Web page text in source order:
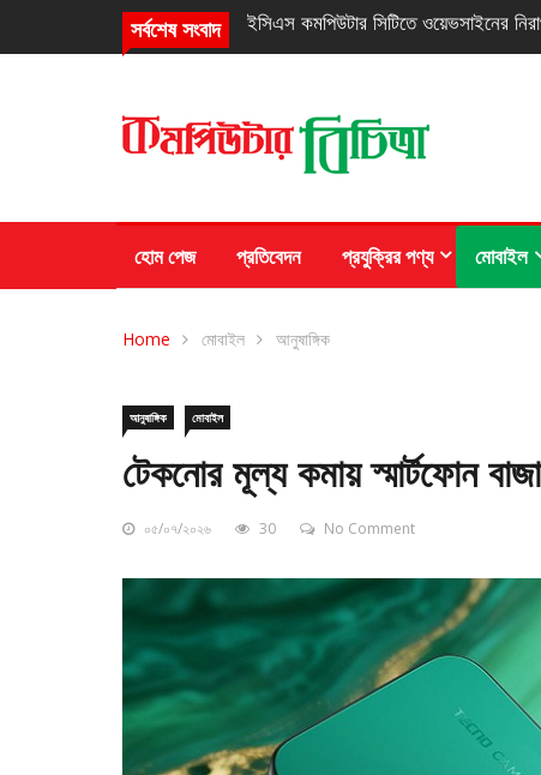
সর্বশেষ সংবাদ নিরবচ্ছিন্ন পাওয়ার নিশ্চিতে রিয়েলমির নতুন
হোম পেজ প্রতিবেদন প্রযুক্রির পণ্য মোবাইল
Home মোবাইল আনুষাঙ্গিক
আনুষাঙ্গিক মোবাইল
টেকনোর মূল্য কমায় স্মার্টফোন
০৫/০৭/২০২৬ 30 No Comment